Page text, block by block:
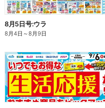
8月5日号:ウラ
8月4日 ～8月9日